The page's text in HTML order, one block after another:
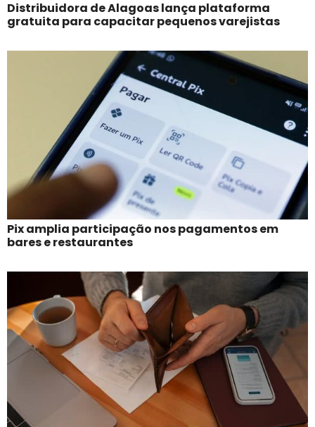
Distribuidora de Alagoas lança plataforma
gratuita para capacitar pequenos varejistas
Pix amplia participação nos pagamentos em
bares e restaurantes